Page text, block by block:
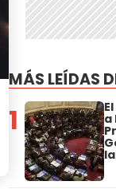
MÁS LEÍDAS
1 a